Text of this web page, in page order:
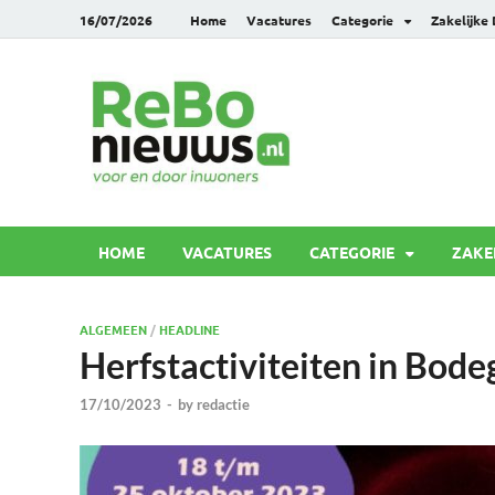
16/07/2026 Home Vacatures Categorie Zakelijke
HOME VACATURES CATEGORIE
ALGEMEEN / HEADLINE
Herfstactiviteiten in
17/10/2023 - by redactie